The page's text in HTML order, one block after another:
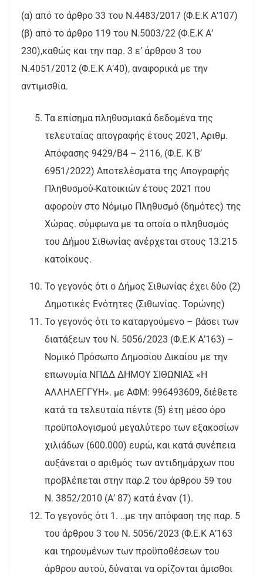
(α) από το άρθρο 33 του Ν.4483/2017 (Φ.Ε.Κ Α’107)
(β) από το άρθρο 119 του Ν.5003/22 (Φ.Ε.Κ Α’
230),καθώς και την παρ. 3 ε’ άρθρου 3 του
Ν.4051/2012 (Φ.Ε.Κ Α’40), αναφορικά με την
αντιμισθία.
Τα επίσημα πληθυσμιακά δεδομένα της
τελευταίας απογραφής έτους 2021, Αριθμ.
Απόφασης 9429/Β4 – 2116, (Φ.Ε. Κ Β’
6951/2022) Αποτελέσματα της Απογραφής
Πληθυσμού-Κατοικιών έτους 2021 που
αφορούν στο Νόμιμο Πληθυσμό (δημότες) της
Χώρας. σύμφωνα με τα οποία ο πληθυσμός
του Δήμου Σιθωνίας ανέρχεται στους 13.215
κατοίκους.
Το γεγονός ότι ο Δήμος Σιθωνίας έχει δύο (2)
Δημοτικές Ενότητες (Σιθωνίας. Τορώνης)
To γεγονός ότι το καταργούμενο – βάσει των
διατάξεων του Ν. 5056/2023 (Φ.Ε.Κ Α’163) –
Νομικό Πρόσωπο Δημοσίου Δικαίου με την
επωνυμία ΝΠΔΔ ΔΗΜΟΥ ΣΙΘΩΝΙΑΣ «Η
ΑΛΛΗΛΕΓΓΥΗ». με ΑΦΜ: 996493609, διέθετε
κατά τα τελευταία πέντε (5) έτη μέσο όρο
προϋπολογισμού μεγαλύτερο των εξακοσίων
χιλιάδων (600.000) ευρώ, και κατά συνέπεια
αυξάνεται ο αριθμός των αντιδημάρχων που
προβλέπεται στην παρ.2 του άρθρου 59 του
Ν. 3852/2010 (Α’ 87) κατά έναν (1).
Το γεγονός ότι 1. ..με την απόφαση της παρ. 5
του άρθρου 3 του Ν. 5056/2023 (Φ.Ε.Κ Α’163
και τηρουμένων των προϋποθέσεων του
άρθρου αυτού, δύναται να ορίζονται άμισθοι